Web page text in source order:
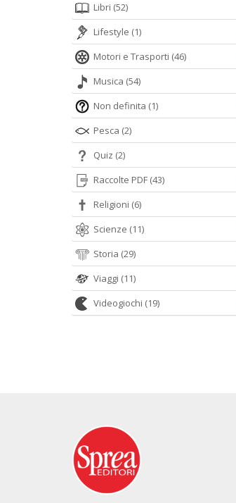
Libri (52)
Lifestyle (1)
Motori e Trasporti (46)
Musica (54)
Non definita (1)
Pesca (2)
Quiz (2)
Raccolte PDF (43)
Religioni (6)
Scienze (11)
Storia (29)
Viaggi (11)
Videogiochi (19)